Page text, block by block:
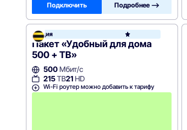
Подключить Подробнее —>
Акция
Пакет «Удобный для дома
500 + ТВ»
500Мбит/с
215ТВ21HD
Wi-Fi роутер можно добавить к тарифу